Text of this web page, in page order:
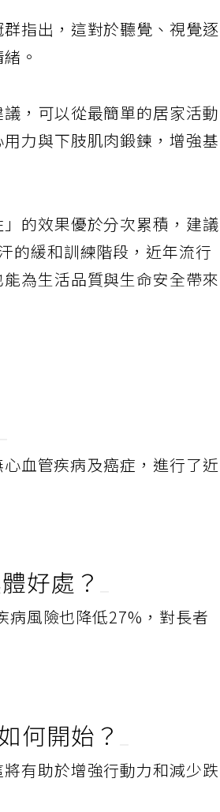
指出，這對於聽覺、視覺逐
。
，可以從最簡單的居家活動
力與下肢肌肉鍛鍊，增強基
的效果優於分次累積，建議
的緩和訓練階段，近年流行
為生活品質與生命安全帶來
血管疾病及癌症，進行了近
好處？
風險也降低27%，對長者
何開始？
有助於增強行動力和減少跌